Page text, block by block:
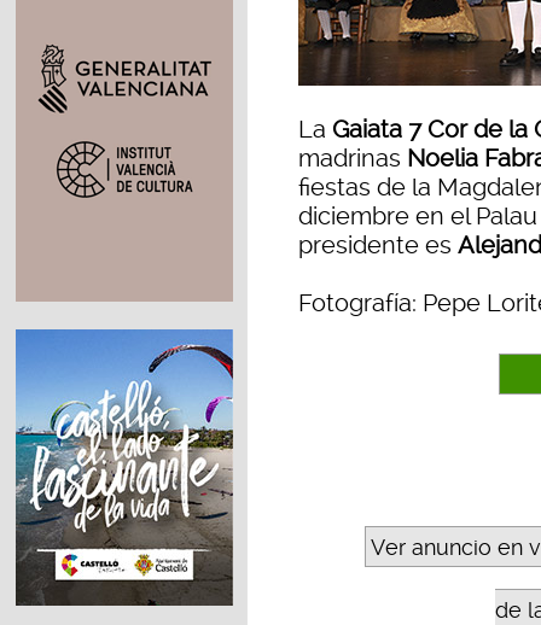
La Gaiata 7 Cor de la
madrinas Noelia
fiestas de la
diciembre en el
presidente es
Fotografía: Pepe
Ver anuncio en
de